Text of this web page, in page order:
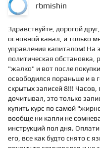
rbmishin
Здравствуйте, дорогой
основной канал, и только
управления капиталом! На
политическая обстановка,
"жалко" и вот после
освободился пораньше и в
скрытых записей 8!!! Часов,
дочитывал, это только
купить курс по самой
вообще ни капли не
инструкций пол дня.
его, все как будто снято с